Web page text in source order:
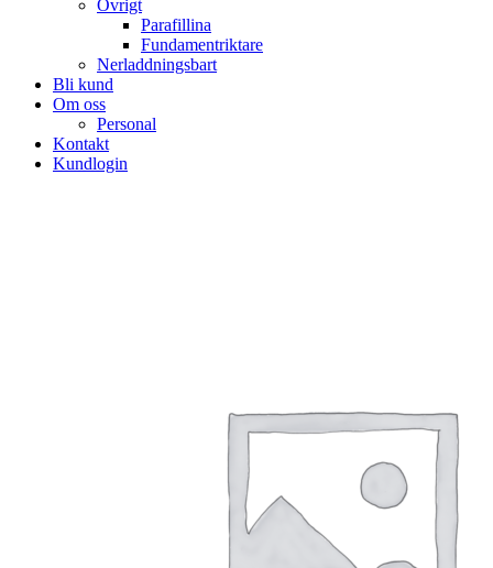
Övrigt
Parafillina
Fundamentriktare
Nerladdningsbart
Bli kund
Om oss
Personal
Kontakt
Kundlogin